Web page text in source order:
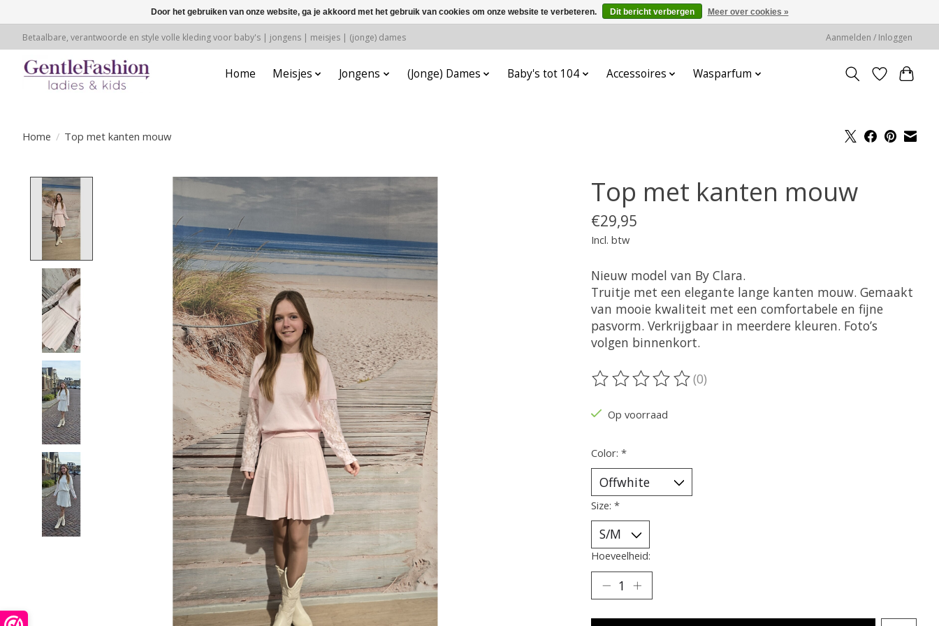
Betaalbare, verantwoorde en style volle kleding voor baby's | jongens | meisjes | (jonge) dames Aanmelden / Inloggen
Home Meisjes Jongens (Jonge) Dames Baby's tot 104 Accessoires Wasparfum
Home / Top met kanten mouw
Product image slideshow Items Top met kanten mouw
€29,95
Incl. btw
Nieuw model van By Clara.
Truitje met een elegante lange kanten mouw. Gemaakt
van mooie kwaliteit met een comfortabele en fijne
pasvorm. Verkrijgbaar in meerdere kleuren. Foto’s
volgen binnenkort.
De beoordeling van dit product is
(0)
Op voorraad
Color: *
Size: *
Hoeveelheid:
Door het gebruiken van onze website, ga je akkoord met het gebruik van cookies om onze website te verbeteren. Dit bericht verbergen Meer over cookies »